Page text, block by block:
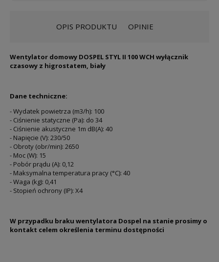
OPIS PRODUKTU OPINIE
Wentylator domowy DOSPEL STYL II 100 WCH wyłącznik
czasowy z higrostatem, biały
Dane techniczne:
- Wydatek powietrza (m3/h): 100
- Ciśnienie statyczne (Pa): do 34
- Ciśnienie akustyczne 1m dB(A): 40
- Napięcie (V): 230/50
- Obroty (obr/min): 2650
- Moc (W): 15
- Pobór prądu (A): 0,12
- Maksymalna temperatura pracy (°C): 40
- Waga (kg): 0,41
- Stopień ochrony (IP): X4
W przypadku braku wentylatora Dospel na stanie prosimy o
kontakt celem określenia terminu dostępności